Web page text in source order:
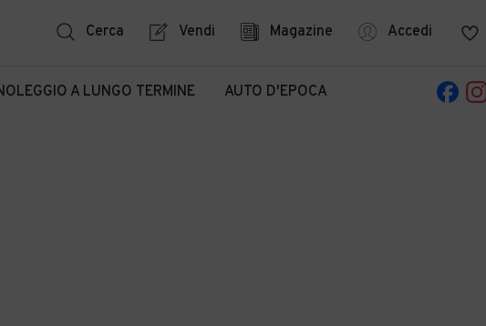
Cerca Vendi Magazine Accedi
A LUNGO TERMINE AUTO D'EPOCA